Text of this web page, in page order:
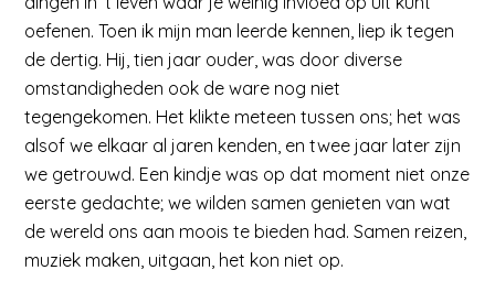
oefenen. Toen ik mijn man leerde kennen, liep ik tegen
de dertig. Hij, tien jaar ouder, was door diverse
omstandigheden ook de ware nog niet
tegengekomen. Het klikte meteen tussen ons; het was
alsof we elkaar al jaren kenden, en twee jaar later zijn
we getrouwd. Een kindje was op dat moment niet onze
eerste gedachte; we wilden samen genieten van wat
de wereld ons aan moois te bieden had. Samen reizen,
muziek maken, uitgaan, het kon niet op.